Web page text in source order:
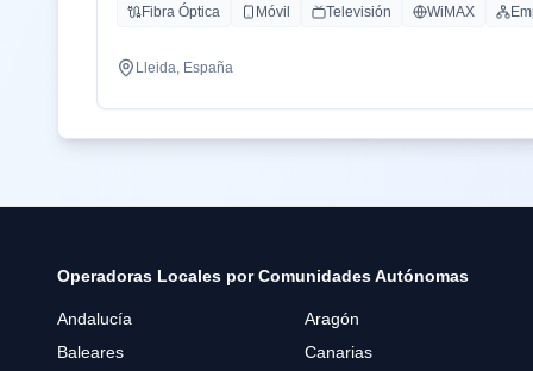
respuesta ágil— con la robustez de una
igualar.
Nuestra oferta incluye conectividad FTTH simétrica,
líneas móviles con cobertura nacional, numeración
con IA, integraciones a medida y soluciones de
lo necesitas.
Fibra Óptica Móvil Televisión WiMAX
Lleida, España
Operadoras Locales por Comunidades Autónomas
Andalucía Aragón
Baleares
Canarias